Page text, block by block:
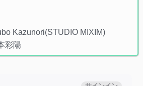
Kazunori(STUDIO MIXIM)
彩陽